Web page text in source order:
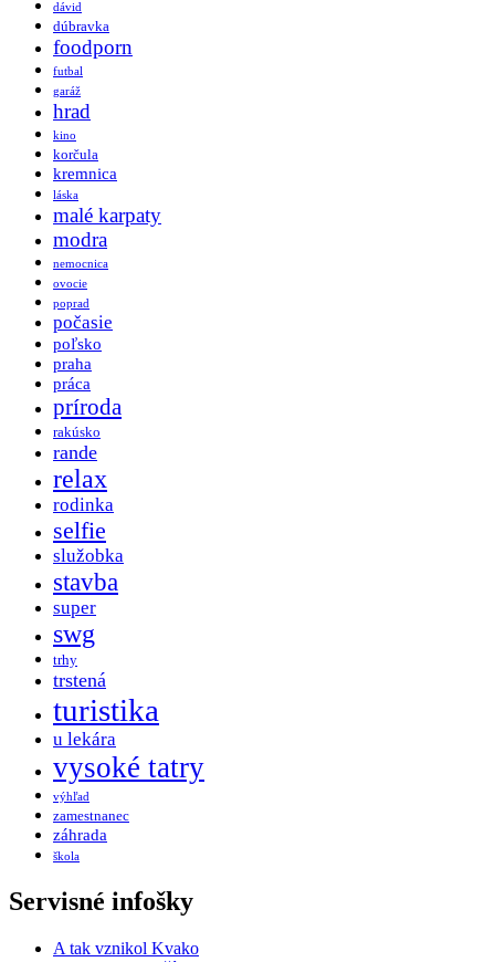
dávid
dúbravka
foodporn
futbal
garáž
hrad
kino
korčula
kremnica
láska
malé karpaty
modra
nemocnica
ovocie
poprad
počasie
poľsko
praha
práca
príroda
rakúsko
rande
relax
rodinka
selfie
služobka
stavba
super
swg
trhy
trstená
turistika
u lekára
vysoké tatry
výhľad
zamestnanec
záhrada
škola
Servisné infošky
A tak vznikol Kvako